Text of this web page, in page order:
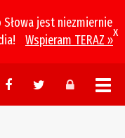
jest niezmiernie
Wspieram TERAZ »
x